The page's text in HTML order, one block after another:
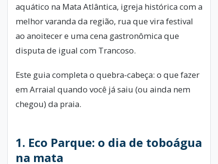
aquático na Mata Atlântica, igreja histórica com a
melhor varanda da região, rua que vira festival
ao anoitecer e uma cena gastronômica que
disputa de igual com Trancoso.
Este guia completa o quebra-cabeça: o que fazer
em Arraial quando você já saiu (ou ainda nem
chegou) da praia.
1. Eco Parque: o dia de toboágua
na mata